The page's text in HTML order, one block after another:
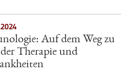
Auf dem Weg zu
Therapie und